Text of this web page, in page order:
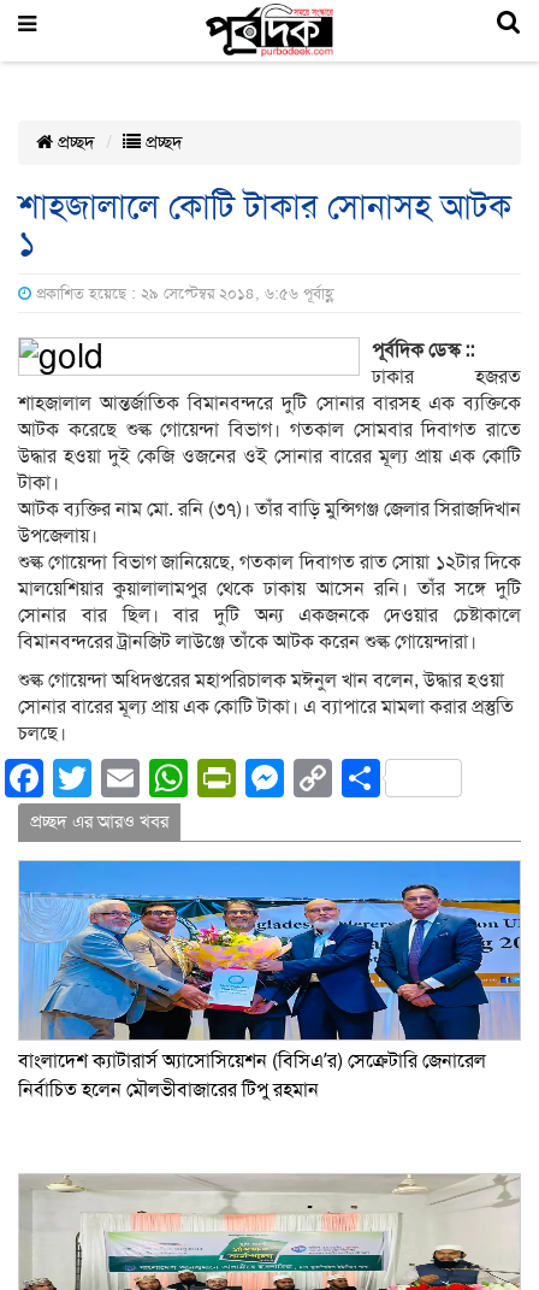
প্রচ্ছদ প্রচ্ছদ
শাহজালালে কোটি টাকার সোনাসহ আটক
১
প্রকাশিত হয়েছে : ২৯ সেপ্টেম্বর ২০১৪, ৬:৫৬ পূর্বাহ্ণ
পূর্বদিক ডেস্ক ::
ঢাকার হজরত
শাহজালাল আন্তর্জাতিক বিমানবন্দরে দুটি সোনার বারসহ এক ব্যক্তিকে
আটক করেছে শুল্ক গোয়েন্দা বিভাগ। গতকাল সোমবার দিবাগত রাতে
উদ্ধার হওয়া দুই কেজি ওজনের ওই সোনার বারের মূল্য প্রায় এক কোটি
টাকা।
আটক ব্যক্তির নাম মো. রনি (৩৭)। তাঁর বাড়ি মুন্সিগঞ্জ জেলার সিরাজদিখান
উপজেলায়।
শুল্ক গোয়েন্দা বিভাগ জানিয়েছে, গতকাল দিবাগত রাত সোয়া ১২টার দিকে
মালয়েশিয়ার কুয়ালালামপুর থেকে ঢাকায় আসেন রনি। তাঁর সঙ্গে দুটি
সোনার বার ছিল। বার দুটি অন্য একজনকে দেওয়ার চেষ্টাকালে
বিমানবন্দরের ট্রানজিট লাউঞ্জে তাঁকে আটক করেন শুল্ক গোয়েন্দারা।
শুল্ক গোয়েন্দা অধিদপ্তরের মহাপরিচালক মঈনুল খান বলেন, উদ্ধার হওয়া
সোনার বারের মূল্য প্রায় এক কোটি টাকা। এ ব্যাপারে মামলা করার প্রস্তুতি
চলছে।
Facebook
Twitter
EmailWhatsApp
PrintFriendly
Messenger
CopyShare
প্রচ্ছদ এর আরও খবর
বাংলাদেশ ক্যাটারার্স অ্যাসোসিয়েশন (বিসিএ’র) সেক্রেটারি জেনারেল
নির্বাচিত হলেন মৌলভীবাজারের টিপু রহমান